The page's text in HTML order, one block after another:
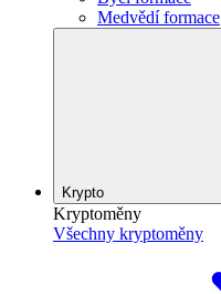
Medvědí formace
Krypto
Kryptoměny
Všechny kryptoměny